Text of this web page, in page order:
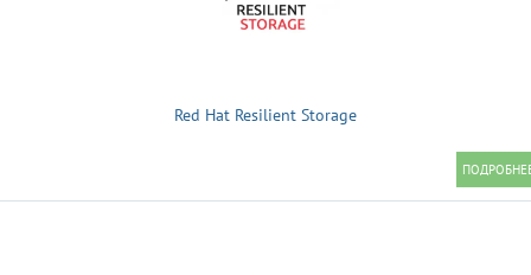
Red Hat Resilient Storage